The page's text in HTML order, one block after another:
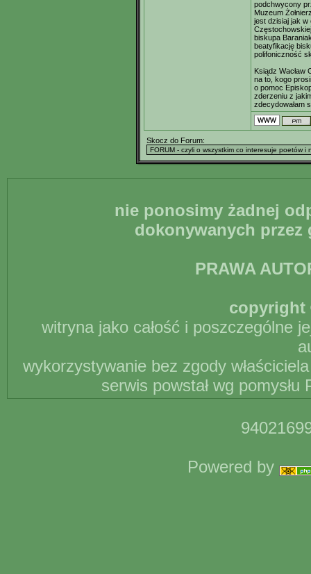
podchwycony
Muzeum
jest dzisiaj jak w
biskupa
beatyfikację
polifoniczność
Ksiądz Wacław
na to, kogo
o pomoc
zderzeniu z
zdecydowałam
Skocz do Forum:
nie ponosimy żadnej
dokonywanych
PRAWA
copyright
witryna jako całość i poszczególne
wykorzystywanie bez zgody
serwis powstał wg
Powered by